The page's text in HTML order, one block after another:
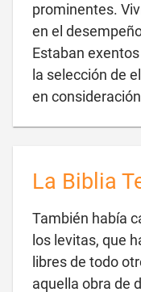
prominentes.
en el
Estaban
la selección de
en
La Biblia
También había
los levitas, que
libres de todo
aquella obra de